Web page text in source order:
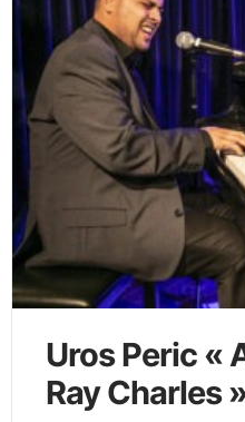
Uros Peric «
Ray Charles